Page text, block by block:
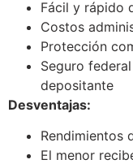
Fácil y rápido
Costos
Protección
Seguro
depositante
Desventajas:
Rendimientos
El menor